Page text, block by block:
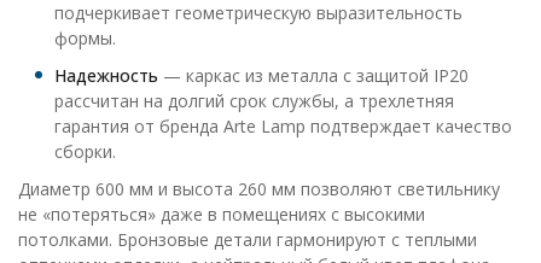
подчеркивает геометрическую выразительность
формы.
Надежность — каркас из металла с защитой IP20
рассчитан на долгий срок службы, а трехлетняя
гарантия от бренда Arte Lamp подтверждает качество
сборки.
Диаметр 600 мм и высота 260 мм позволяют светильнику
не «потеряться» даже в помещениях с высокими
потолками. Бронзовые детали гармонируют с теплыми